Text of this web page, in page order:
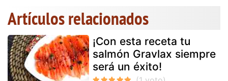
Artículos relacionados
¡Con esta receta tu
salmón Gravlax siempre
será un éxito!